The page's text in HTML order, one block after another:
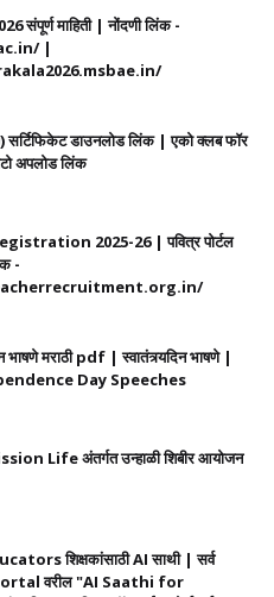
संपूर्ण माहिती | नोंदणी लिंक -
|
सर्टिफिकेट डाउनलोड लिंक | एको क्लब फॉर
अपलोड लिंक
2025-26 | पवित्र पोर्टल
-
भाषणे मराठी pdf | स्वातंत्र्यदिन भाषणे |
Day Speeches
Life अंतर्गत उन्हाळी शिबीर आयोजन
शिक्षकांसाठी AI साथी | सर्व
Portal वरील "AI Saathi for